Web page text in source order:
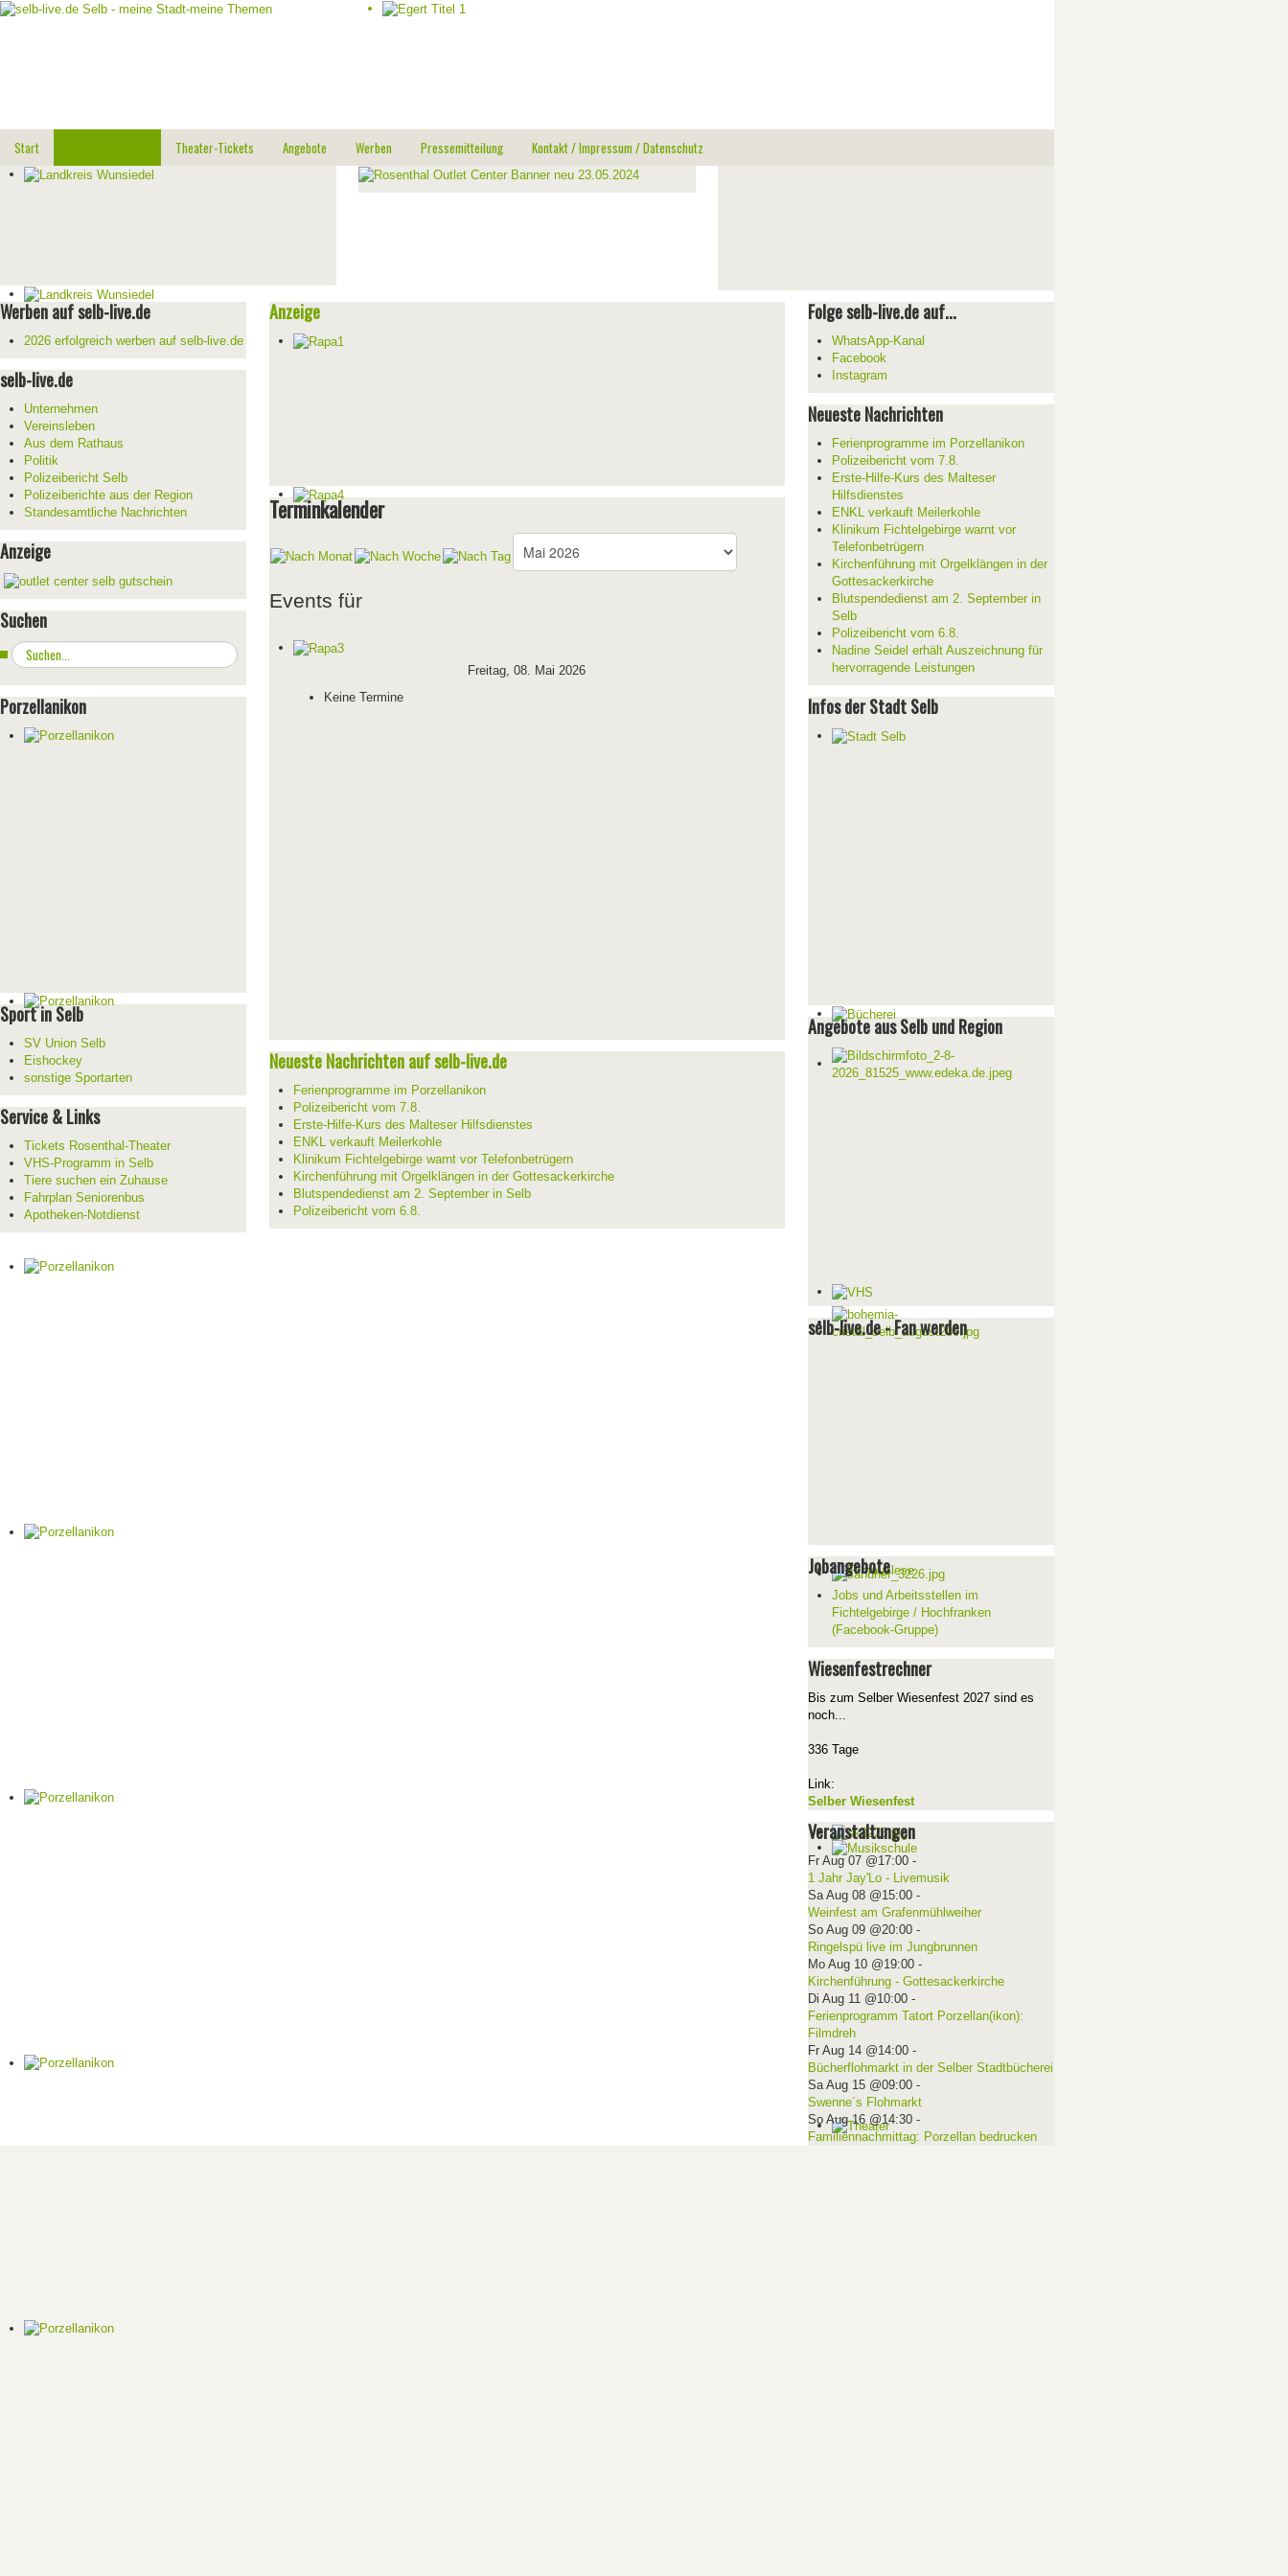
Start Theater-Tickets Angebote Werben Pressemitteilung Kontakt / Impressum / Datenschutz
Werben auf selb-live.de
2026 erfolgreich werben auf selb-live.de
selb-live.de
Unternehmen
Vereinsleben
Aus dem Rathaus
Politik
Polizeibericht Selb
Polizeiberichte aus der Region
Standesamtliche Nachrichten
Anzeige
Suchen
Suchen
...
Porzellanikon
Sport in Selb
SV Union Selb
Eishockey
sonstige Sportarten
Service & Links
Tickets Rosenthal-Theater
VHS-Programm in Selb
Tiere suchen ein Zuhause
Fahrplan Seniorenbus
Apotheken-Notdienst
Anzeige
Terminkalender
Events für
Freitag, 08. Mai 2026
Keine Termine
Neueste Nachrichten auf selb-live.de
Ferienprogramme im Porzellanikon
Polizeibericht vom 7.8.
Erste-Hilfe-Kurs des Malteser Hilfsdienstes
ENKL verkauft Meilerkohle
Klinikum Fichtelgebirge warnt vor Telefonbetrügern
Kirchenführung mit Orgelklängen in der Gottesackerkirche
Blutspendedienst am 2. September in Selb
Polizeibericht vom 6.8.
Folge selb-live.de auf...
WhatsApp-Kanal
Facebook
Instagram
Neueste Nachrichten
Ferienprogramme im Porzellanikon
Polizeibericht vom 7.8.
Erste-Hilfe-Kurs des Malteser
Hilfsdienstes
ENKL verkauft Meilerkohle
Klinikum Fichtelgebirge warnt vor
Telefonbetrügern
Kirchenführung mit Orgelklängen in der
Gottesackerkirche
Blutspendedienst am 2. September in
Selb
Polizeibericht vom 6.8.
Nadine Seidel erhält Auszeichnung für
hervorragende Leistungen
Infos der Stadt Selb
Angebote aus Selb und Region
selb-live.de - Fan werden
Jobangebote
Jobs und Arbeitsstellen im
Fichtelgebirge / Hochfranken
(Facebook-Gruppe)
Wiesenfestrechner
Bis zum Selber Wiesenfest 2027 sind es
noch...
336 Tage
Link:
Selber Wiesenfest
Veranstaltungen
Fr Aug 07 @17:00-
1 Jahr Jay'Lo - Livemusik
Sa Aug 08 @15:00-
Weinfest am Grafenmühlweiher
So Aug 09 @20:00-
Ringelspü live im Jungbrunnen
Mo Aug 10 @19:00-
Kirchenführung - Gottesackerkirche
Di Aug 11 @10:00-
Ferienprogramm Tatort Porzellan(ikon):
Filmdreh
Fr Aug 14 @14:00-
Bücherflohmarkt in der Selber Stadtbücherei
Sa Aug 15 @09:00-
Swenne´s Flohmarkt
So Aug 16 @14:30-
Familiennachmittag: Porzellan bedrucken